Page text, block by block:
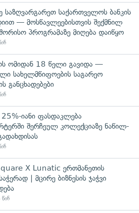
საზღვარგარეთ საქართველოს ბანკის
— მოსწავლეებისთვის შექმნილ
პროგრამაზე მიღება დაიწყო
ომიდან 18 წელი გავიდა —
სახელმწიფოების საგარეო
განცხადებები
იანი ფასდაკლება
შერჩეულ კოლექციაზე ნაწილ-
X Lunatic ერთმანეთის
| მცირე ბიზნესის ჯაჭვი